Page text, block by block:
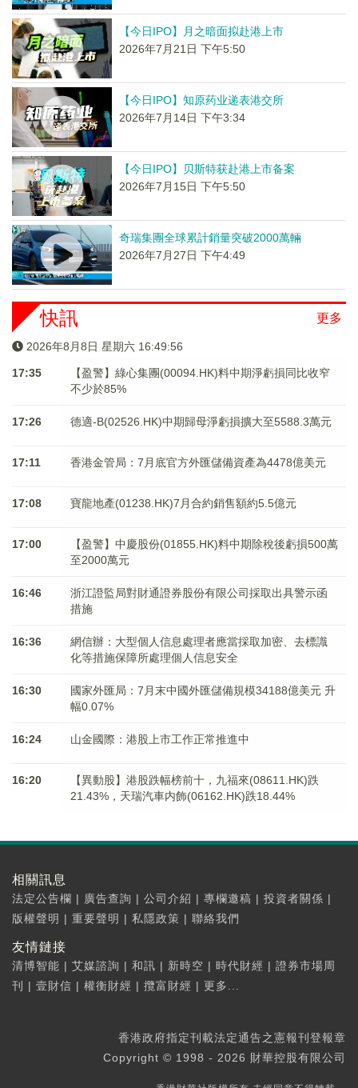
【今日IPO】月之暗面拟赴港上市
2026年7月21日 下午5:50
【今日IPO】知原药业递表港交所
2026年7月14日 下午3:34
【今日IPO】贝斯特获赴港上市备案
2026年7月15日 下午5:50
奇瑞集團全球累計銷量突破2000萬輛
2026年7月27日 下午4:49
更多
快訊
2026年8月8日 星期六 16:49:56
17:35
【盈警】綠心集團(00094.HK)料中期淨虧損同比收窄
不少於85%
17:26 德適-B(02526.HK)中期歸母淨虧損擴大至5588.3萬元
17:11 香港金管局：7月底官方外匯儲備資產為4478億美元
17:08 寶龍地產(01238.HK)7月合約銷售額約5.5億元
17:00
【盈警】中慶股份(01855.HK)料中期除稅後虧損500萬
至2000萬元
16:46
浙江證監局對財通證券股份有限公司採取出具警示函
措施
16:36
網信辦：大型個人信息處理者應當採取加密、去標識
化等措施保障所處理個人信息安全
16:30
國家外匯局：7月末中國外匯儲備規模34188億美元 升
幅0.07%
16:24 山金國際：港股上市工作正常推進中
16:20
【異動股】港股跌幅榜前十，九福來(08611.HK)跌
21.43%，天瑞汽車内飾(06162.HK)跌18.44%
相關訊息
法定公告欄 | 廣告查詢 | 公司介紹 | 專欄邀稿 | 投資者關係 |
版權聲明 | 重要聲明 | 私隱政策 | 聯絡我們
友情鏈接
清博智能 | 艾媒諮詢 | 和訊 | 新時空 | 時代財經 | 證券市場周
刊
| 壹財信 | 權衡財經 | 攬富財經 | 更多...
香港政府指定刊載法定通告之憲報刊登報章
Copyright © 1998 - 2026 財華控股有限公司